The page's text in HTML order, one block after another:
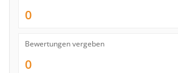
0
Bewertungen vergeben
0